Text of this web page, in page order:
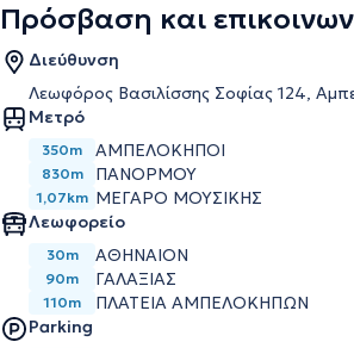
Πρόσβαση και
Διεύθυνση
Λεωφόρος Βασιλίσσης Σοφίας 124,
Μετρό
350m ΑΜΠΕΛΌΚΗΠΟΙ
830m ΠΑΝΌΡΜΟΥ
1,07km ΜΈΓΑΡΟ ΜΟΥΣΙΚΉΣ
Λεωφορείο
30m ΑΘΗΝΑΙΟΝ
90m ΓΑΛΑΞΙΑΣ
110m
ΠΛΑΤΕΙΑ ΑΜΠΕΛΟΚΗΠΩΝ
Parking